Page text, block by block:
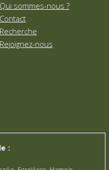
Qui sommes-nous ?
Contact
Recherche
Rejoignez-nous
: